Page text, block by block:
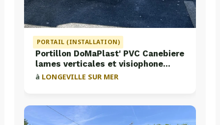
PORTAIL (INSTALLATION)
Portillon DoMaPlast' PVC Canebiere
lames verticales et visiophone
Aiphone
à LONGEVILLE SUR MER